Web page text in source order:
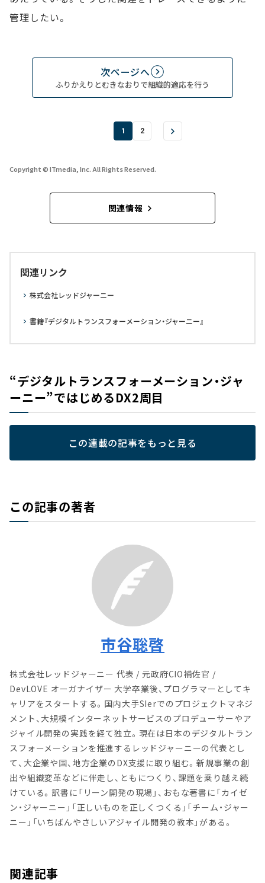
管理したい。
次ページへ
ふりかえりとむきなおりで組織的適応を行う
1 2
Copyright © ITmedia, Inc. All Rights Reserved.
関連情報
関連リンク
株式会社レッドジャーニー
書籍『デジタルトランスフォーメーション・ジャーニー』
“デジタルトランスフォーメーション・ジャ
ーニー”ではじめるDX2周目
この連載の記事をもっと見る
この記事の著者
市谷聡啓
株式会社レッドジャーニー 代表 / 元政府CIO補佐官 /
DevLOVE オーガナイザー 大学卒業後、プログラマーとしてキ
ャリアをスタートする。国内大手SIerでのプロジェクトマネジ
メント、大規模インターネットサービスのプロデューサーやア
ジャイル開発の実践を経て独立。現在は日本のデジタルトラン
スフォーメーションを推進するレッドジャーニーの代表とし
て、大企業や国、地方企業のDX支援に取り組む。新規事業の創
出や組織変革などに伴走し、ともにつくり、課題を乗り越え続
けている。訳書に「リーン開発の現場」、おもな著書に「カイゼ
ン・ジャーニー」「正しいものを正しくつくる」「チーム・ジャー
ニー」「いちばんやさしいアジャイル開発の教本」がある。
関連記事